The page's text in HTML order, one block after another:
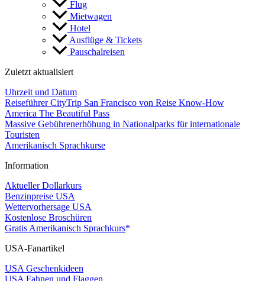
Flug
Mietwagen
Hotel
Ausflüge & Tickets
Pauschalreisen
Zuletzt aktualisiert
Uhrzeit und Datum
Reiseführer CityTrip San Francisco von Reise Know-How
America The Beautiful Pass
Massive Gebührenerhöhung in Nationalparks für internationale
Touristen
Amerikanisch Sprachkurse
Information
Aktueller Dollarkurs
Benzinpreise USA
Wettervorhersage USA
Kostenlose Broschüren
Gratis Amerikanisch Sprachkurs
USA-Fanartikel
USA Geschenkideen